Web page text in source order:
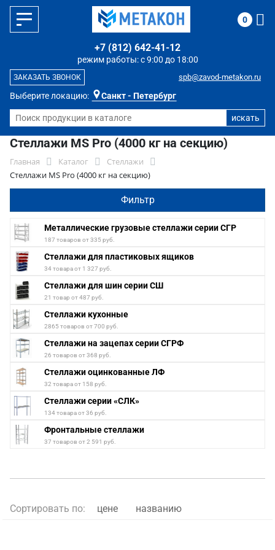
Выберите локацию: Санкт - Петербург
режим работы: с 9:00 до 18:00
+7 (812) 642-41-12
spb@zavod-metakon.ru
ЗАКАЗАТЬ ЗВОНОК
0
Стеллажи MS Pro (4000 кг на секцию)
Главная Каталог
Стеллажи
Стеллажи MS Pro (4000 кг на секцию)
Фильтр
Металлические грузовые стеллажи серии СГР
187 товаров от 335 руб.
Стеллажи для пластиковых ящиков
34 товара от 1 327 руб.
Стеллажи для шин серии СШ
21 товар от 487 руб.
Стеллажи кухонные
2865 товаров от 700 руб.
Стеллажи на зацепах серии СГРФ
26 товаров от 368 руб.
Стеллажи оцинкованные ЛФ
32 товара от 158 руб.
Стеллажи серии «СЛК»
134 товара от 36 руб.
Фронтальные стеллажи
37 товаров от 2 591 руб.
Сортировать по: цене названию